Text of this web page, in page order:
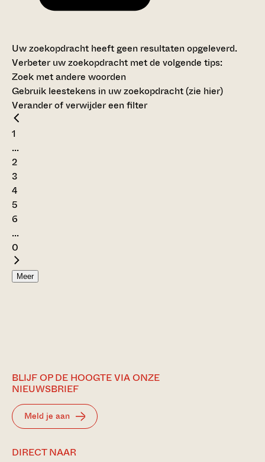
Uw zoekopdracht heeft geen resultaten opgeleverd.
Verbeter uw zoekopdracht met de volgende tips:
Zoek met andere woorden
Gebruik leestekens in uw zoekopdracht (zie hier)
Verander of verwijder een filter
1
...
2
3
4
5
6
...
0
Meer
BLIJF OP DE HOOGTE VIA ONZE
NIEUWSBRIEF
Meld je aan
DIRECT NAAR